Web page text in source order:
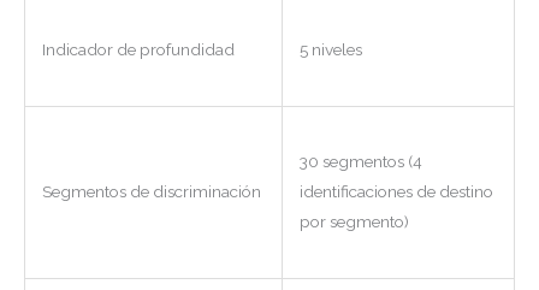
Indicador de profundidad 5 niveles
Segmentos de discriminación
30 segmentos (4
identificaciones de destino
por segmento)